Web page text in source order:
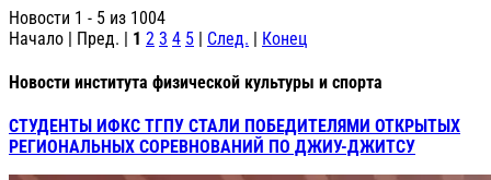
Новости 1 - 5 из 1004
Начало | Пред. | 1 2 3 4 5 | След. | Конец
Новости института физической культуры и спорта
СТУДЕНТЫ ИФКС ТГПУ СТАЛИ ПОБЕДИТЕЛЯМИ ОТКРЫТЫХ
РЕГИОНАЛЬНЫХ СОРЕВНОВАНИЙ ПО ДЖИУ-ДЖИТСУ